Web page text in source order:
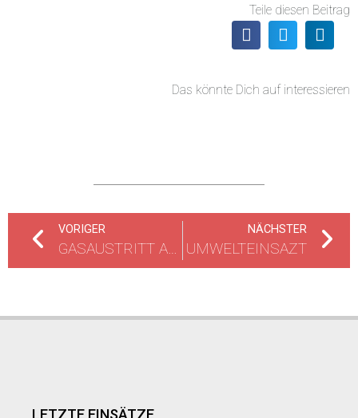
Teile diesen Beitrag
Das könnte Dich auf interessieren
VORIGER
GASAUSTRITT AUS FLÜSSIGSAUERSTOFFBEHÄLTER
NÄCHSTER
UMWELTEINSAZT
LETZTE EINSÄTZE